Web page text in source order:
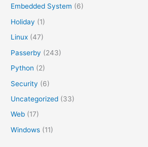
Embedded System (6)
Holiday (1)
Linux (47)
Passerby (243)
Python (2)
Security (6)
Uncategorized (33)
Web (17)
Windows (11)